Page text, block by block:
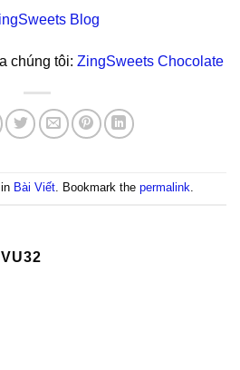
Blog
chúng tôi: ZingSweets Chocolate
Bài Viết. Bookmark the permalink.